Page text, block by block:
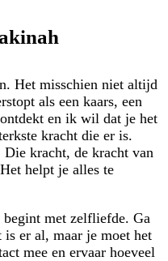
Het misschien niet altijd
als een kaars, een
en ik wil dat je het
kracht die er is.
kracht, de kracht van
helpt je alles te
met zelfliefde. Ga
is er al, maar je moet het
mee en ervaar hoeveel